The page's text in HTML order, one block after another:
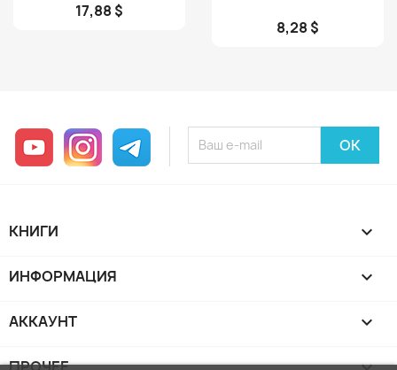
17,88 $
8,28 $
YouTube InstagramTelegram
КНИГИ 
ИНФОРМАЦИЯ 
АККАУНТ 
ПРОЧЕЕ